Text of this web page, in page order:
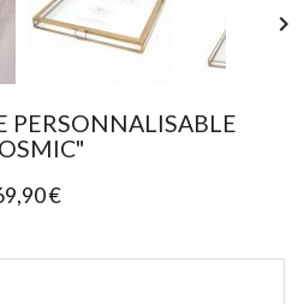

PERSONNALISABLE
€